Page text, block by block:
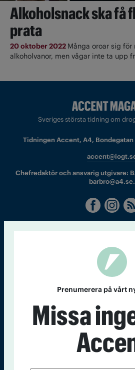
Alkoholsnack ska få
prata
20 oktober 2022 Många oroar sig för
alkoholvanor, men vågar inte ta upp
Sveriges största tidning om
Tidningen Accent, A4, Bondegatan
Chefredaktör och ansvarig utgivare:
barbro@a4.se.
Kontakt Om Tidningen
Prenumerera på vårt
Missa